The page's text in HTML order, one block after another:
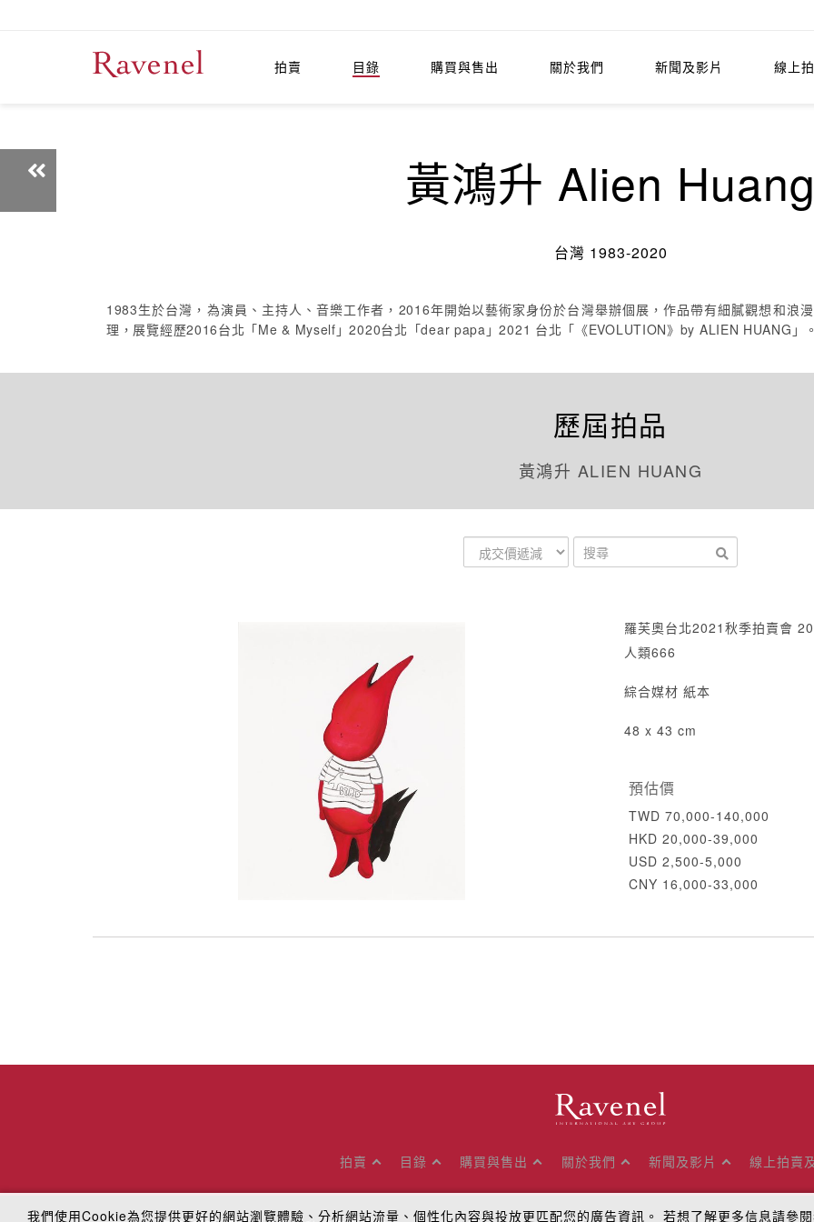
拍賣 目錄 購買與售出 關於我們 新聞及影片 線上
黃鴻升 Alien Huang
台灣 1983-2020
1983生於台灣，為演員、主持人、音樂工作者，2016年開始以藝術家身份於台灣舉辦個展，作品帶有細膩觀想和浪
理，展覽經歷2016台北「Me & Myself」2020台北「dear papa」2021 台北「《EVOLUTION》by ALIEN HUANG」。
歷屆拍品
黃鴻升 ALIEN HUANG
羅芙奧台北2021秋季拍賣會
人類666
綜合媒材 紙本
48 x 43 cm
預估價
TWD 70,000-140,000
HKD 20,000-39,000
USD 2,500-5,000
CNY 16,000-33,000
拍賣 目錄 購買與售出 關於我們 新聞及影片 線上拍賣
我們使用Cookie為您提供更好的網站瀏覽體驗、分析網站流量、個性化內容與投放更匹配您的廣告資訊。 若想了解更多信息請參